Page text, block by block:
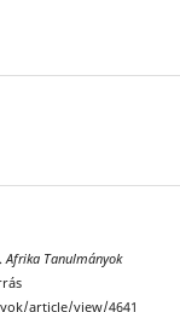
Afrika Tanulmányok
article/view/4641